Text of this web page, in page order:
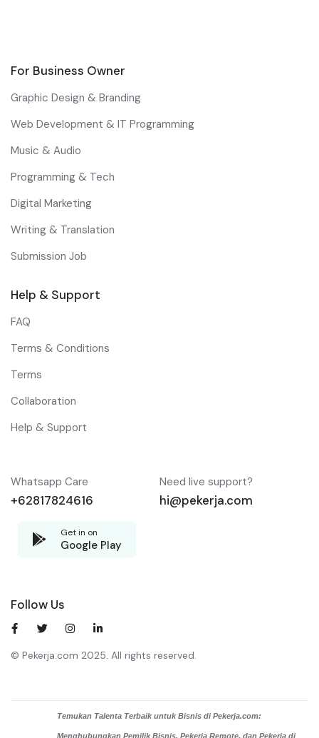
For Business Owner
Graphic Design & Branding
Web Development & IT Programming
Music & Audio
Programming & Tech
Digital Marketing
Writing & Translation
Submission Job
Help & Support
FAQ
Terms & Conditions
Terms
Collaboration
Help & Support
Whatsapp Care
+62817824616
Need live support?
hi@pekerja.com
Get in on
Google Play
Follow Us
© Pekerja.com 2025. All rights reserved.
Temukan Talenta Terbaik untuk Bisnis di Pekerja.com:
Menghubungkan Pemilik Bisnis, Pekerja Remote, dan Pekerja di